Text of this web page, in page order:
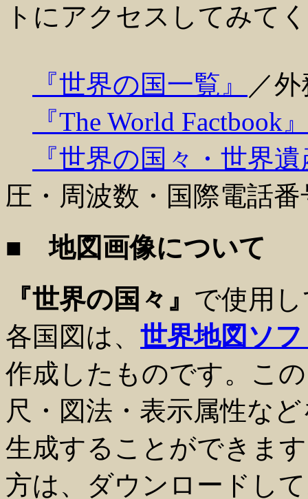
トにアクセスしてみて
『世界の国一覧』
／
『The World Factbook
『世界の国々・世界
圧・周波数・国際電話
■ 地図画像について
『世界の国々』 で使用
各国図は、 世界地図ソ
作成したものです。こ
尺・図法・表示属性な
生成することができま
方は、ダウンロードし